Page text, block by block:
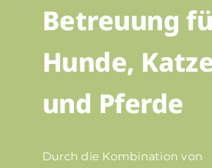
Betreuung
Hunde,
und Pferde
Durch die Kombination von